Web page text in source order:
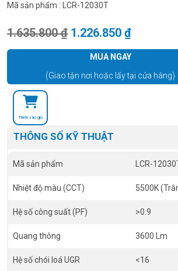
Mã sản phẩm : LCR-12030T
1.635.800₫ Giá gốc là: 1.635.800
1.226.850 ₫Giá hiện
MUA NGAY
(Giao tận nơi hoặc lấy tại cửa hàng)
Thêm vào giỏ
THÔNG SỐ KỸ THUẬT
Mã sản phẩm LCR-
Nhiệt độ màu (CCT) 5500K
Hệ số công suất (PF) >0.9
Quang thông 3600 Lm
Hệ số chói loá UGR <16